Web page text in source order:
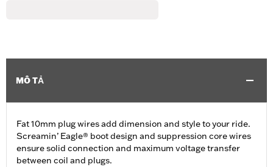
MÔ TẢ
Fat 10mm plug wires add dimension and style to your ride.
Screamin’ Eagle® boot design and suppression core wires
ensure solid connection and maximum voltage transfer
between coil and plugs.